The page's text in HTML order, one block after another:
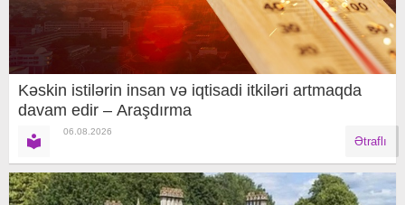
Kəskin istilərin insan və iqtisadi itkiləri artmaqda
davam edir – Araşdırma
06.08.2026
Ətraflı